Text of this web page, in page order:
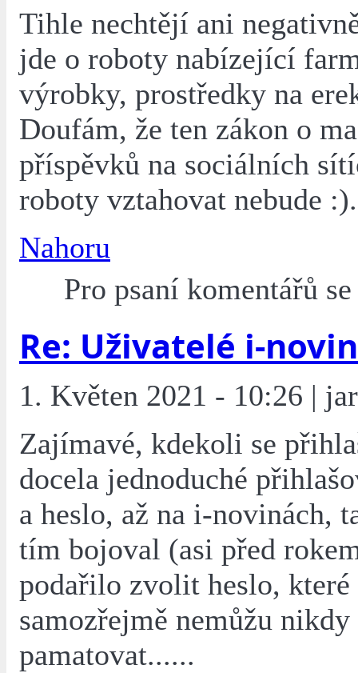
Tihle nechtějí ani
jde o roboty nabízející
výrobky, prostředky na
Doufám, že ten zákon o
příspěvků na sociálních
roboty vztahovat nebude :).
Nahoru
Pro psaní komentářů
Re: Uživatelé i-novin
1. Květen 2021 - 10:26 |
Zajímavé, kdekoli se
docela jednoduché
a heslo, až na i-novinách,
tím bojoval (asi před
podařilo zvolit heslo, které
samozřejmě nemůžu nikdy
pamatovat......